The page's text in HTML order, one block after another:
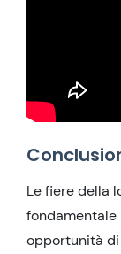
Le fiere della
opportunità di